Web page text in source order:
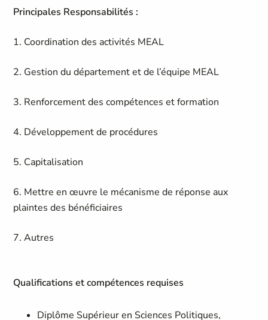
Principales Responsabilités :
1. Coordination des activités MEAL
2. Gestion du département et de l’équipe MEAL
3. Renforcement des compétences et formation
4. Développement de procédures
5. Capitalisation
6. Mettre en œuvre le mécanisme de réponse aux
plaintes des bénéficiaires
7. Autres
Qualifications et compétences requises
Diplôme Supérieur en Sciences Politiques,